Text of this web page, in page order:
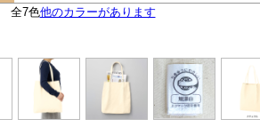
全7色他のカラーがあります
B4サイズ対応
大きさイメージ
使用イメージ
エコマークタグ付き